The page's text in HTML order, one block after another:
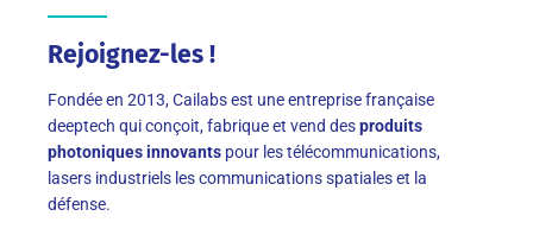
Rejoignez-les !
Fondée en 2013, Cailabs est une entreprise française
deeptech qui conçoit, fabrique et vend desproduits
photoniques innovants pour les télécommunications,
lasers industriels les communications spatiales et la
défense.